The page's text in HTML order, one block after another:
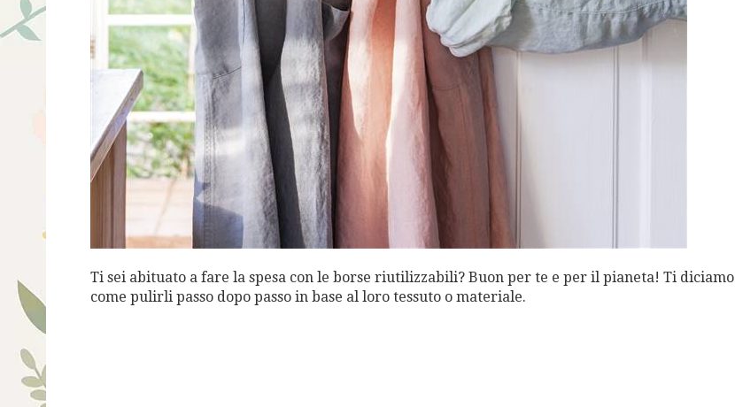
Ti sei abituato a fare la spesa con le borse riutilizzabili? Buon per te e per il pianeta! Ti diciamo
come pulirli passo dopo passo in base al loro tessuto o materiale.